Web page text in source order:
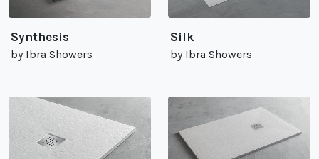
Synthesis
by Ibra Showers
Silk
by Ibra Showers